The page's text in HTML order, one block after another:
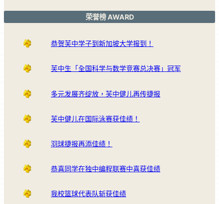
荣誉榜 AWARD
恭贺芙中学子到新加坡大学报到！
芙中生「全国科学与数学竞赛总决赛」冠军
多元发展齐绽放，芙中健儿再传捷报
芙中健儿在国际泳赛获佳绩！
羽球捷报再添佳绩！
恭喜同学在独中编程联赛中喜获佳绩
我校篮球代表队斩获佳绩